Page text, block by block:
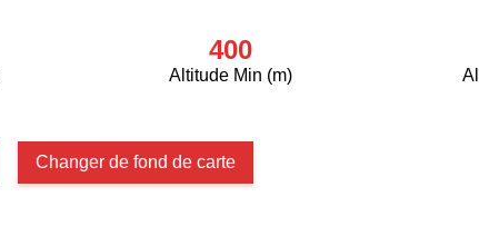
400
Altitude Min (m)
Changer de fond de carte